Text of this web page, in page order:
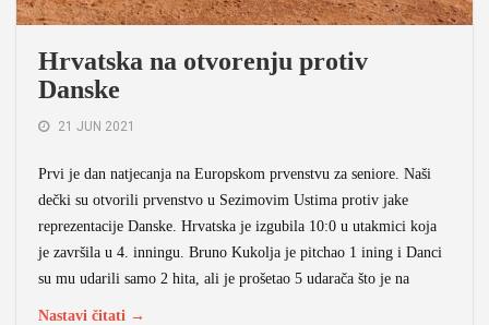
Hrvatska na otvorenju protiv
Danske
21 JUN 2021
Prvi je dan natjecanja na Europskom prvenstvu za seniore. Naši
dečki su otvorili prvenstvo u Sezimovim Ustima protiv jake
reprezentacije Danske. Hrvatska je izgubila 10:0 u utakmici koja
je završila u 4. inningu. Bruno Kukolja je pitchao 1 ining i Danci
su mu udarili samo 2 hita, ali je prošetao 5 udarača što je na
Nastavi čitati →